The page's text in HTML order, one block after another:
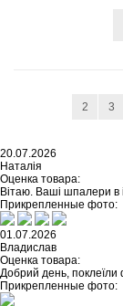
2 3
20.07.2026
Наталія
Оценка товара:
Вітаю. Ваші шпалери в
Прикрепленные фото:
01.07.2026
Владислав
Оценка товара:
Добрий день, поклеїли
Прикрепленные фото: